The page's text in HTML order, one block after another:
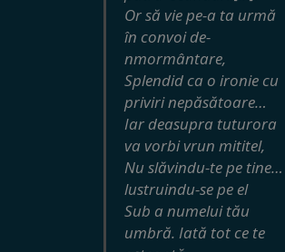
Or să vie pe-a ta urmă
în convoi de-
nmormântare,
Splendid ca o ironie cu
priviri nepăsătoare…
Iar deasupra tuturora
va vorbi vrun mititel,
Nu slăvindu-te pe tine…
lustruindu-se pe el
Sub a numelui tău
umbră. Iată tot ce te